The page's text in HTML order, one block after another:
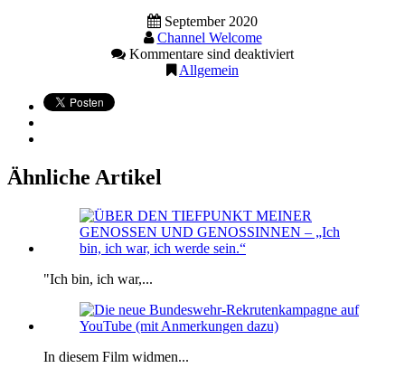
September 2020
Channel Welcome
Kommentare sind deaktiviert
Allgemein
Ähnliche Artikel
"Ich bin, ich war,...
In diesem Film widmen...